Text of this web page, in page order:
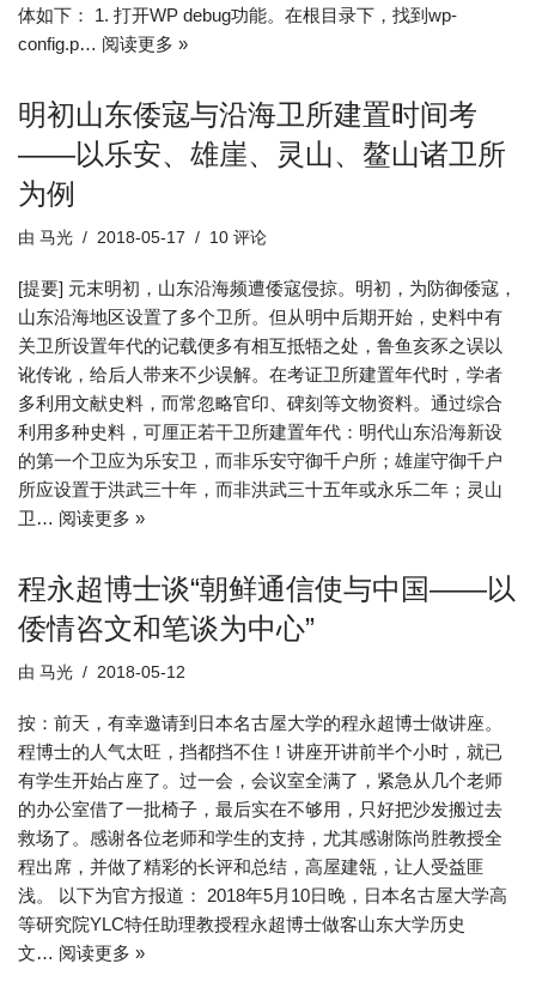
体如下： 1. 打开WP debug功能。在根目录下，找到wp-
config.p… 阅读更多 »
明初山东倭寇与沿海卫所建置时间考
——以乐安、雄崖、灵山、鳌山诸卫所
为例
由 马光 2018-05-17 10 评论
[提要] 元末明初，山东沿海频遭倭寇侵掠。明初，为防御倭寇，
山东沿海地区设置了多个卫所。但从明中后期开始，史料中有
关卫所设置年代的记载便多有相互抵牾之处，鲁鱼亥豕之误以
讹传讹，给后人带来不少误解。在考证卫所建置年代时，学者
多利用文献史料，而常忽略官印、碑刻等文物资料。通过综合
利用多种史料，可厘正若干卫所建置年代：明代山东沿海新设
的第一个卫应为乐安卫，而非乐安守御千户所；雄崖守御千户
所应设置于洪武三十年，而非洪武三十五年或永乐二年；灵山
卫… 阅读更多 »
程永超博士谈“朝鲜通信使与中国——以
倭情咨文和笔谈为中心”
由 马光 2018-05-12
按：前天，有幸邀请到日本名古屋大学的程永超博士做讲座。
程博士的人气太旺，挡都挡不住！讲座开讲前半个小时，就已
有学生开始占座了。过一会，会议室全满了，紧急从几个老师
的办公室借了一批椅子，最后实在不够用，只好把沙发搬过去
救场了。感谢各位老师和学生的支持，尤其感谢陈尚胜教授全
程出席，并做了精彩的长评和总结，高屋建瓴，让人受益匪
浅。 以下为官方报道： 2018年5月10日晚，日本名古屋大学高
等研究院YLC特任助理教授程永超博士做客山东大学历史
文… 阅读更多 »